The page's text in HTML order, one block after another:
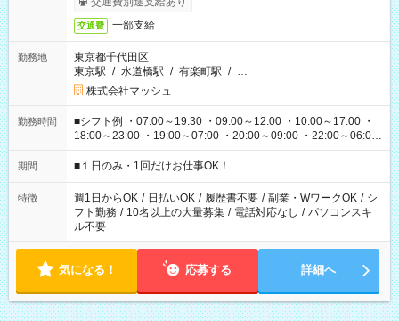
交通費 一部支給
勤務地
東京都千代田区
東京駅 / 水道橋駅 / 有楽町駅 / …
株式会社マッシュ
勤務時間
■シフト例 ・07:00～19:30 ・09:00～12:00 ・10:00～17:00 ・
18:00～23:00 ・19:00～07:00 ・20:00～09:00 ・22:00～06:00
etc ★最短で3時間で5,120円のお仕事から 15時間で2万円近く稼
げるお仕事も！ ご希望のお時間に合わせてご紹介！ ※シフトは
ください！
期間 ■１日のみ・1回だけお仕事OK！
特徴 週1日からOK / 日払いOK / 履歴書不要 / 副業・WワークOK / シ
フト勤務 / 10名以上の大量募集 / 電話対応なし / パソコンスキ
ル不要
気になる！ 応募する 詳細へ